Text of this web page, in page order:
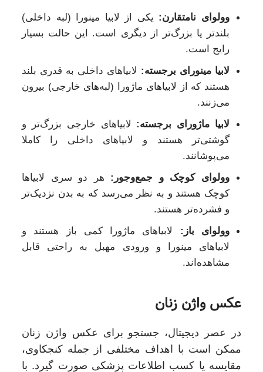
وولوای نامتقارن: یکی از لابیا مینورا (لبه داخلی)
بلندتر یا بزرگ‌تر از دیگری است. این حالت بسیار
رایج است.
لابیا مینورای برجسته: لابیاهای داخلی به قدری بلند
هستند که از لابیاهای ماژورا (لبه‌های خارجی) بیرون
می‌زنند.
لابیا ماژورای برجسته: لابیاهای خارجی بزرگ‌تر و
گوشتی‌تر هستند و لابیاهای داخلی را کاملا
می‌پوشانند.
وولوای کوچک و جمع‌وجور: هر دو سری لابیاها
کوچک هستند و به نظر می‌رسد که به بدن نزدیک‌تر
و فشرده‌تر هستند.
وولوای باز: لابیاهای ماژورا کمی باز هستند و
لابیاهای مینورا و ورودی مهبل به راحتی قابل
مشاهده‌اند.
عکس واژن زنان
در عصر دیجیتال، جستجو برای عکس واژن زنان
ممکن است با اهداف مختلفی از جمله کنجکاوی،
مقایسه یا کسب اطلاعات پزشکی صورت گیرد. با